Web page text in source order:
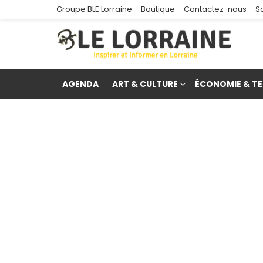
Groupe BLE Lorraine Boutique Contactez-nous
AGENDA ART & CULTURE ÉCONOMIE &